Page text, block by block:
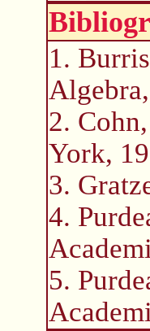
1.
2.
York,
3.
4.
5.